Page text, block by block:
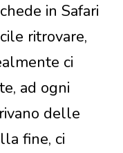
in Safari
ritrovare,
ci
ad ogni
delle
fine, ci